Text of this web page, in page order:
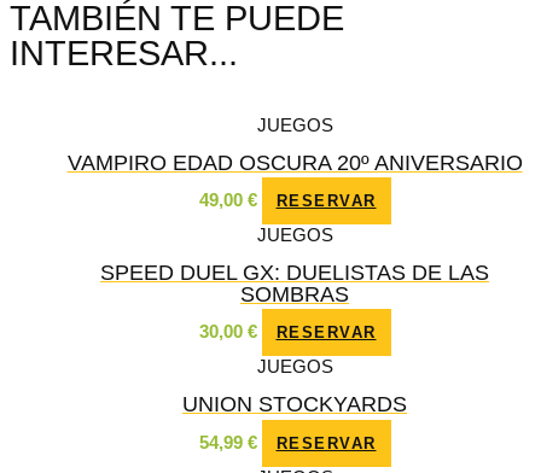
TAMBIÉN TE PUEDE
INTERESAR...
JUEGOS
VAMPIRO EDAD OSCURA 20º ANIVERSARIO
49,00 € RESERVAR
JUEGOS
SPEED DUEL GX: DUELISTAS DE LAS
SOMBRAS
30,00 € RESERVAR
JUEGOS
UNION STOCKYARDS
54,99 € RESERVAR